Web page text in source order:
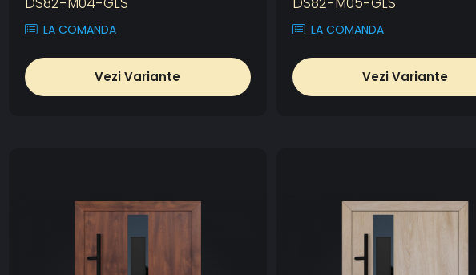
LA COMANDA
Vezi Variante
LA COMANDA
Vezi Variante